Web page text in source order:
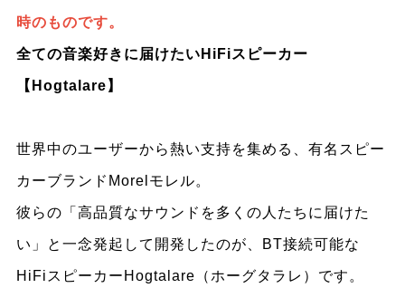
時のものです。
全ての音楽好きに届けたいHiFiスピーカー
【Hogtalare】
世界中のユーザーから熱い支持を集める、有名スピー
カーブランドMorelモレル。
彼らの「高品質なサウンドを多くの人たちに届けた
い」と一念発起して開発したのが、BT接続可能な
HiFiスピーカーHogtalare（ホーグタラレ）です。